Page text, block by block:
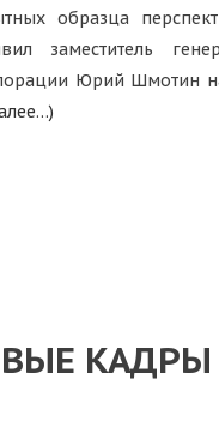
образца
заместитель
Юрий Шмотин